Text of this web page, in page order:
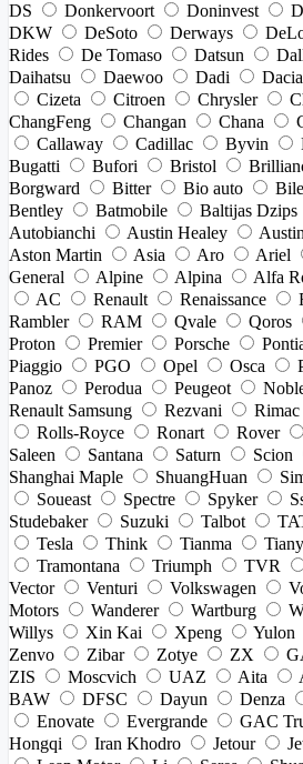
DS
Donkervoort Doninvest
DKW
DeSoto Derways
Rides
De Tomaso Datsun
Daihatsu
Daewoo Dadi Dacia
Cizeta
Citroen Chrysler
ChangFeng
Changan Chana
Callaway
Cadillac Byvin
Bugatti
Bufori Bristol
Borgward
Bitter Bio auto
Bentley
Batmobile Baltijas Dzips
Autobianchi
Austin Healey Austin
Aston Martin
Asia Aro Ariel
General
Alpine Alpina Alfa
AC
Renault Renaissance
Rambler
RAM Qvale Qoros
Proton
Premier Porsche
Piaggio
PGO Opel Osca
Panoz
Perodua Peugeot
Renault Samsung
Rezvani Rimac
Rolls-Royce
Ronart Rover
Saleen
Santana Saturn Scion
Shanghai Maple
ShuangHuan
Soueast
Spectre Spyker
Studebaker
Suzuki Talbot
Tesla
Think Tianma
Tramontana
Triumph TVR
Vector
Venturi Volkswagen
Motors
Wanderer Wartburg
Willys
Xin Kai Xpeng Yulon
Zenvo
Zibar Zotye ZX
ZIS
Moscvich UAZ Aita
BAW
DFSC Dayun Denza
Enovate
Evergrande GAC
Hongqi
Iran Khodro Jetour